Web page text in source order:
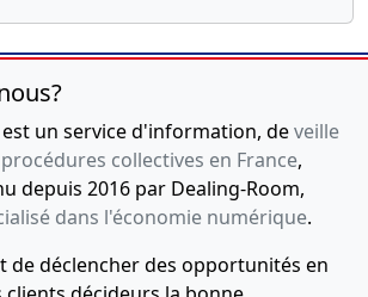
EUR
:12-02-2025
2027
PROVENCE ALPES COTE D'AZUR
Marseille 3e Arrondissement Cedex
:20 av VITON-, 13299 Marseille
de l'inscription au greffe :
un service d'information, deveille
collectives en France,
depuis 2016 par Dealing-Room,
dans l'économie numérique.
de déclencher des opportunités en